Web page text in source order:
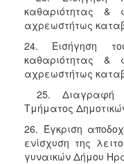
καθαριότητας &
αχρεωστήτως
24. Εισήγηση
καθαριότητας &
αχρεωστήτως
25. Διαγραφή
Τμήματος
26. Έγκριση
ενίσχυση της
γυναικών Δήμου